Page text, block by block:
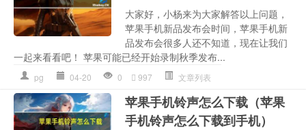
大家好，小杨来为大家解答以上问题，
苹果手机新品发布会时间，苹果手机新
品发布会很多人还不知道，现在让我们
一起来看看吧！ 苹果可能已经开始录制秋季发布...
pg 04-20 0 997 文章列表
苹果手机铃声怎么下载（苹果
手机铃声怎么下载到手机）